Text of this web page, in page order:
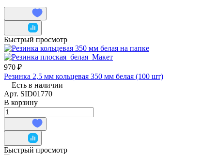
Быстрый просмотр
970 ₽
Резинка 2,5 мм кольцевая 350 мм белая (100 шт)
Есть в наличии
Арт. SID01770
В корзину
Быстрый просмотр